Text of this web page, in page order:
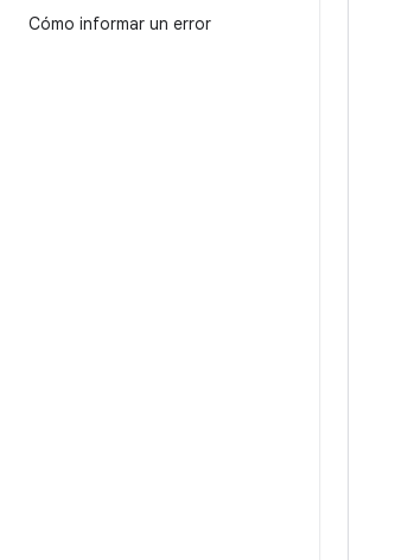
Cómo informar un error